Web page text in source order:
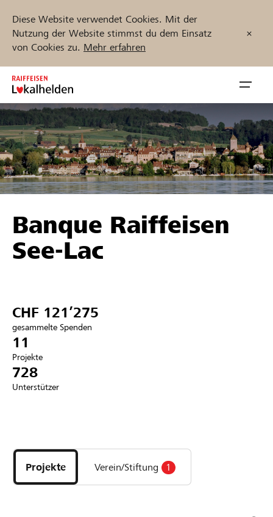
Diese Website verwendet Cookies. Mit der
Nutzung der Website stimmst du dem Einsatz
von Cookies zu. Mehr erfahren
Zum
Inhalt
springen
öffnen
Unterstützen
Hilfe & Support
Anmelden
Projekte und Organisationen finden
Jetzt starten
DE FR IT
Banque Raiffeisen
See-Lac
CHF 121’275
gesammelte Spenden
11
Projekte
728
Unterstützer
Projekte
und
Organisationen
Projekte Verein/Stiftung 1